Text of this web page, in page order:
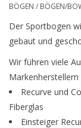
Optiken & Laser
Blog
Marken
BÖGEN / BÖGEN/
Der Sportbogen
gebaut und
Wir führen viele
Recurve und
Fiberglas
Einsteiger